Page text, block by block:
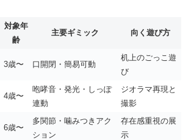
対象年
齢
主要ギミック 向く遊び方
3歳〜 口開閉・簡易可動
机上のごっこ遊
び
4歳〜
咆哮音・発光・しっぽ
連動
ジオラマ再現と
撮影
6歳〜
多関節・噛みつきアク
ション
存在感重視の展
示